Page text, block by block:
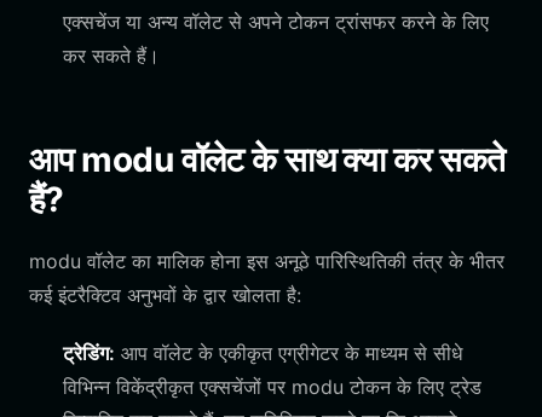
एक्सचेंज या अन्य वॉलेट से अपने टोकन ट्रांसफर करने के लिए
कर सकते हैं।
आप modu वॉलेट के साथ क्या कर सकते
हैं?
modu वॉलेट का मालिक होना इस अनूठे पारिस्थितिकी तंत्र के भीतर
कई इंटरैक्टिव अनुभवों के द्वार खोलता है:
ट्रेडिंग: आप वॉलेट के एकीकृत एग्रीगेटर के माध्यम से सीधे
विभिन्न विकेंद्रीकृत एक्सचेंजों पर modu टोकन के लिए ट्रेड